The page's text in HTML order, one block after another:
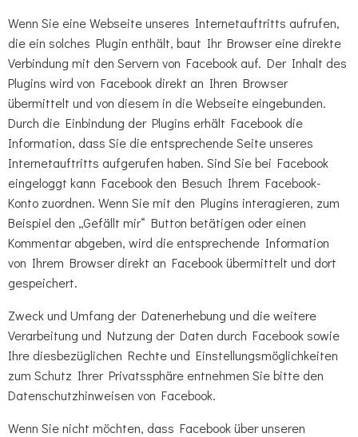
Wenn Sie eine Webseite unseres Internetauftritts aufrufen,
die ein solches Plugin enthält, baut Ihr Browser eine direkte
Verbindung mit den Servern von Facebook auf. Der Inhalt des
Plugins wird von Facebook direkt an Ihren Browser
übermittelt und von diesem in die Webseite eingebunden.
Durch die Einbindung der Plugins erhält Facebook die
Information, dass Sie die entsprechende Seite unseres
Internetauftritts aufgerufen haben. Sind Sie bei Facebook
eingeloggt kann Facebook den Besuch Ihrem Facebook-
Konto zuordnen. Wenn Sie mit den Plugins interagieren, zum
Beispiel den „Gefällt mir“ Button betätigen oder einen
Kommentar abgeben, wird die entsprechende Information
von Ihrem Browser direkt an Facebook übermittelt und dort
gespeichert.
Zweck und Umfang der Datenerhebung und die weitere
Verarbeitung und Nutzung der Daten durch Facebook sowie
Ihre diesbezüglichen Rechte und Einstellungsmöglichkeiten
zum Schutz Ihrer Privatssphäre entnehmen Sie bitte den
Datenschutzhinweisen von Facebook.
Wenn Sie nicht möchten, dass Facebook über unseren